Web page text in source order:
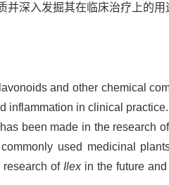
深入发掘其在临床治疗上的用
and other chemical
inflammation in clinical
been made in the research of
used medicinal
research of Ilexin the future and